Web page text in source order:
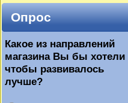
Опрос
Какое из направлений
магазина Вы бы хотели
чтобы развивалось
лучше?